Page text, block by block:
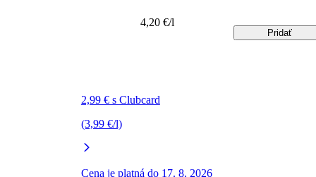
2,99 € s Clubcard
(3,99 €/l)
Cena je platná do 17. 8. 2026
4,20 €/l
Pridať